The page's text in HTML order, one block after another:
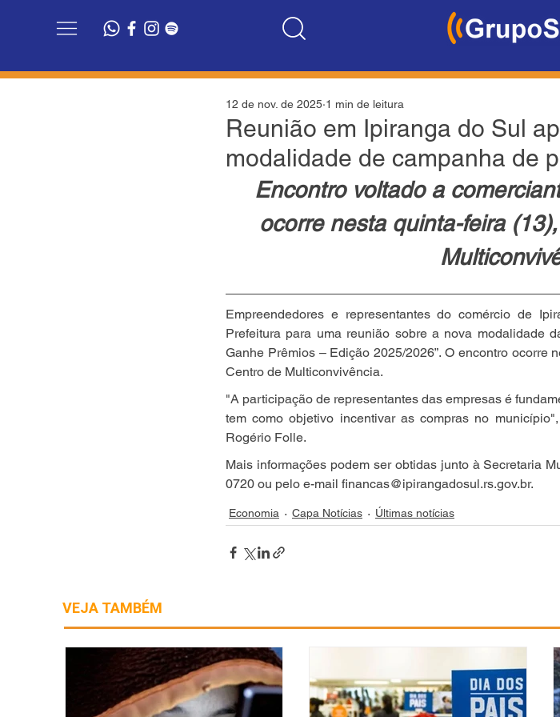
Reunião em Ipiranga do Sul
modalidade de campanha de
12 de nov. de 2025 1 min de leitura
Encontro voltado a
ocorre nesta quinta-feira
Empreendedores e representantes do comércio de
Prefeitura para uma reunião sobre a nova modalidade
Ganhe Prêmios – Edição 2025/2026”. O encontro ocorre
Centro de Multiconvivência.
"A participação de representantes das empresas é
tem como objetivo incentivar as compras no
Rogério Folle.
Mais informações podem ser obtidas junto à Secretaria
0720 ou pelo e-mail financas@ipirangadosul.rs.gov.br.
Economia Capa Notícias Últimas notícias
VEJA TAMBÉM